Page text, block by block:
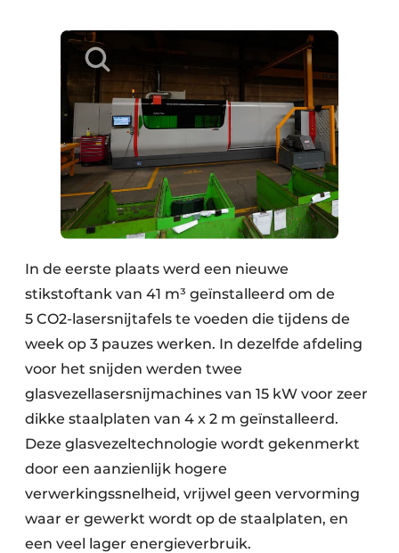
In de eerste plaats werd een nieuwe
stikstoftank van 41 m³ geïnstalleerd om de
5 CO2-lasersnijtafels te voeden die tijdens de
week op 3 pauzes werken. In dezelfde afdeling
voor het snijden werden twee
glasvezellasersnijmachines van 15 kW voor zeer
dikke staalplaten van 4 x 2 m geïnstalleerd.
Deze glasvezeltechnologie wordt gekenmerkt
door een aanzienlijk hogere
verwerkingssnelheid, vrijwel geen vervorming
waar er gewerkt wordt op de staalplaten, en
een veel lager energieverbruik.